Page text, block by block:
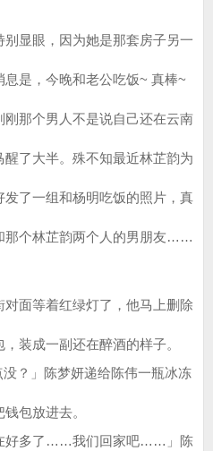
显眼，因为她是那套房子另一
是，今晚和老公吃饭~ 真棒~
那个男人不是说自己还在云南
醒了大半。殊不知最近林芷韵为
了一组和杨明吃饭的照片，真
那个林芷韵两个人的男朋友……
面等着红绿灯了，他马上删除
装成一副还在醉酒的样子。
？」陈梦妍递给陈伟一瓶冰冻
包放进去。
多了……我们回家吧……」陈